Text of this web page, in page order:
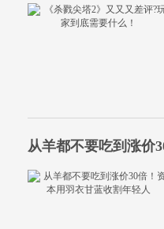
从羊都不要吃到涨价